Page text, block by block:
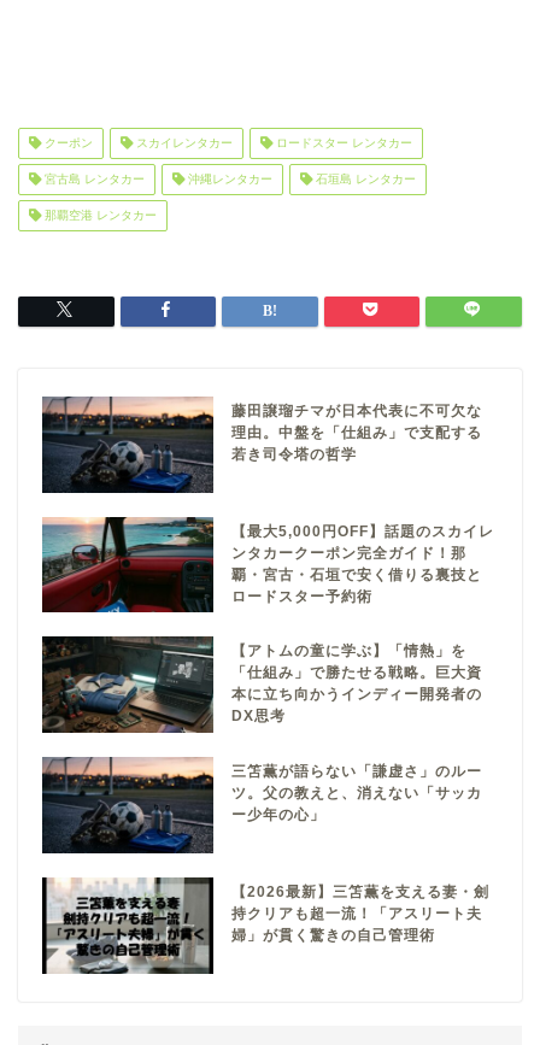
クーポン スカイレンタカー ロードスター レンタカー
宮古島 レンタカー 沖縄レンタカー 石垣島 レンタカー
那覇空港 レンタカー
藤田譲瑠チマが日本代表に不可欠な
理由。中盤を「仕組み」で支配する
若き司令塔の哲学
【最大5,000円OFF】話題のスカイレ
ンタカークーポン完全ガイド！那
覇・宮古・石垣で安く借りる裏技と
ロードスター予約術
【アトムの童に学ぶ】「情熱」を
「仕組み」で勝たせる戦略。巨大資
本に立ち向かうインディー開発者の
DX思考
三笘薫が語らない「謙虚さ」のルー
ツ。父の教えと、消えない「サッカ
ー少年の心」
【2026最新】三笘薫を支える妻・劍
持クリアも超一流！「アスリート夫
婦」が貫く驚きの自己管理術